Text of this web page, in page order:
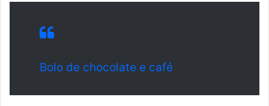
Bolo de chocolate e café